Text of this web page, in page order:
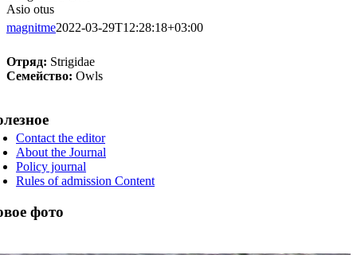
Asio otus
magnitme2022-03-29T12:28:18+03:00
Отряд: Strigidae
Семейство: Owls
Contact the editor
About the Journal
Policy journal
Rules of admission Content
фото